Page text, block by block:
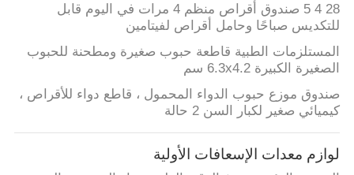
28 4 5 صندوق أقراص منظم 4 مرات في اليوم قابل
للتكديس صباحًا وحامل أقراص لفيتامين
المستلزمات الطبية قاطعة حبوب صغيرة ومطحنة للحبوب
الصغيرة الكبيرة 6.3x4.2 سم
صندوق موزع حبوب الدواء المحمول ، قاطع دواء للأقراص ،
كيميائي صغير لكبار السن 2 حالة
لوازم معدات الإسعافات الأولية